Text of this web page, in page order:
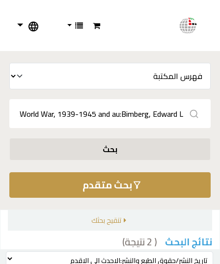
بحث
بحث متقدم
تنقيح بحثك
نتائج البحث ( 2 نتيجة)
ترتيب بواسطة: